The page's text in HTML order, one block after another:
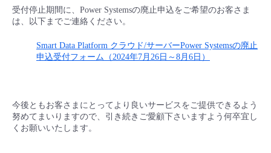
受付停止期間に、Power Systemsの廃止申込をご希望のお客さま
は、以下までご連絡ください。
Smart Data Platform クラウド/サーバーPower Systemsの廃止
申込受付フォーム（2024年7月26日～8月6日）
今後ともお客さまにとってより良いサービスをご提供できるよう
努めてまいりますので、引き続きご愛顧下さいますよう何卒宜し
くお願いいたします。